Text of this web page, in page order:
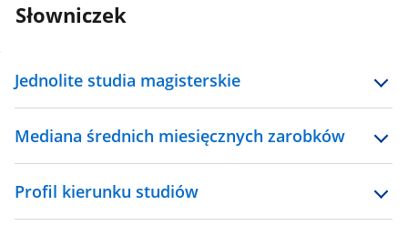
Słowniczek
Jednolite studia magisterskie
Mediana średnich miesięcznych zarobków
Profil kierunku studiów